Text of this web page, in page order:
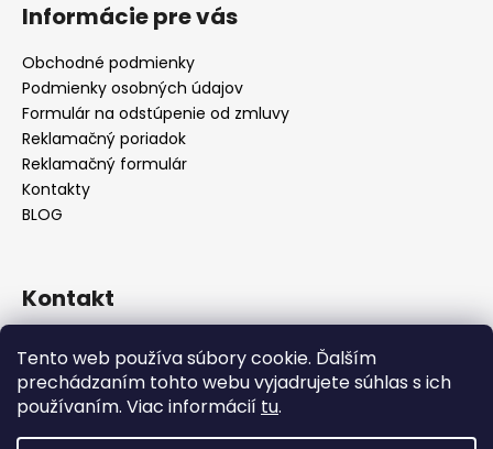
Tento web používa súbory cookie. Ďalším
prechádzaním tohto webu vyjadrujete súhlas s ich
používaním. Viac informácií tu.
Informácie pre vás
Obchodné podmienky
Podmienky osobných údajov
Formulár na odstúpenie od zmluvy
Reklamačný poriadok
Reklamačný formulár
Kontakty
BLOG
Kontakt
@ gmail.com
Lilos na Facebooku
lilos.sk